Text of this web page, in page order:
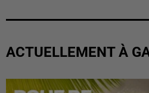
ACTUELLEMENT À